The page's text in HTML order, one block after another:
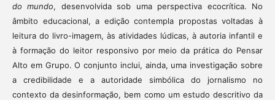
do mundo, desenvolvida sob uma perspectiva ecocrítica. No
âmbito educacional, a edição contempla propostas voltadas à
leitura do livro-imagem, às atividades lúdicas, à autoria infantil e
à formação do leitor responsivo por meio da prática do Pensar
Alto em Grupo. O conjunto inclui, ainda, uma investigação sobre
a credibilidade e a autoridade simbólica do jornalismo no
contexto da desinformação, bem como um estudo descritivo da